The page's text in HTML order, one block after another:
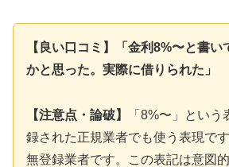
【良い口コミ】「金利8%〜と書
かと思った。実際に借りられた」
【注意点・論破】
「8%〜」とい
録された正規業者でも使う表現で
無登録業者です。この表記は意図